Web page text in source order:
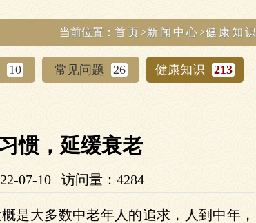
当前位置： 首页 >新闻中心>健康知识
10 常见问题 26 健康知识
213
惯，延缓衰老
07-10 访问量：4284
是大多数中老年人的追求，人到中年，